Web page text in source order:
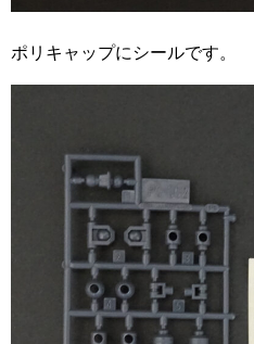
ポリキャップにシールです。